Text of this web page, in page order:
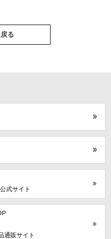
る
式サイト
通販サイト